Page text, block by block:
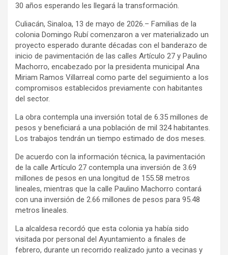
30 años esperando les llegará la transformación.
Culiacán, Sinaloa, 13 de mayo de 2026.– Familias de la
colonia Domingo Rubí comenzaron a ver materializado un
proyecto esperado durante décadas con el banderazo de
inicio de pavimentación de las calles Artículo 27 y Paulino
Machorro, encabezado por la presidenta municipal Ana
Miriam Ramos Villarreal como parte del seguimiento a los
compromisos establecidos previamente con habitantes
del sector.
La obra contempla una inversión total de 6.35 millones de
pesos y beneficiará a una población de mil 324 habitantes.
Los trabajos tendrán un tiempo estimado de dos meses.
De acuerdo con la información técnica, la pavimentación
de la calle Artículo 27 contempla una inversión de 3.69
millones de pesos en una longitud de 155.58 metros
lineales, mientras que la calle Paulino Machorro contará
con una inversión de 2.66 millones de pesos para 95.48
metros lineales.
La alcaldesa recordó que esta colonia ya había sido
visitada por personal del Ayuntamiento a finales de
febrero, durante un recorrido realizado junto a vecinas y